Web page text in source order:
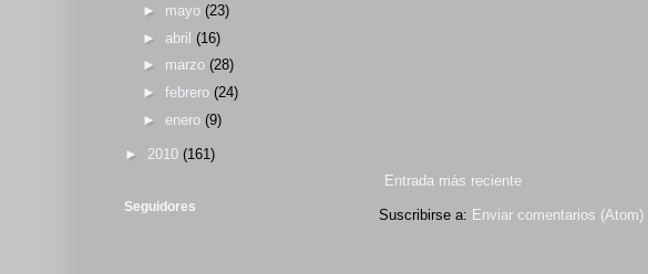
Entrada más reciente
Suscribirse a: Enviar comentarios (Atom)
► mayo (23)
► abril (16)
► marzo (28)
► febrero (24)
► enero (9)
► 2010 (161)
Seguidores